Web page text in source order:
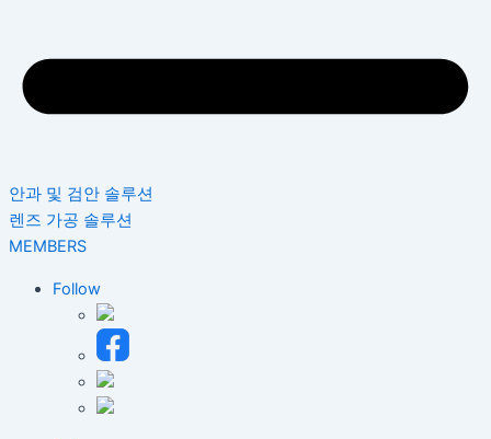
안과 및 검안 솔루션
렌즈 가공 솔루션
MEMBERS
Follow